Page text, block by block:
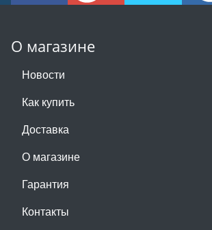
О магазине
Новости
Как купить
Доставка
О магазине
Гарантия
Контакты